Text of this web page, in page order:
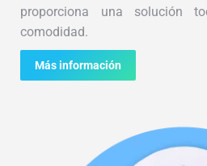
proporciona una solución
comodidad.
Más información